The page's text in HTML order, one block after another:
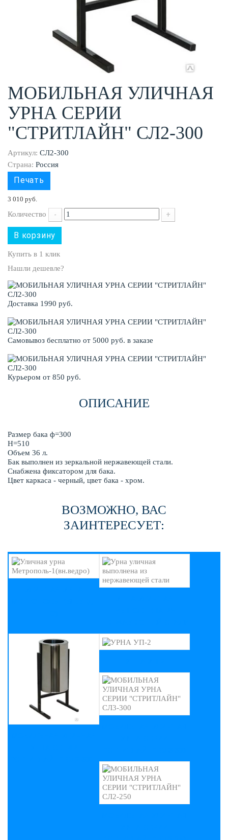
МОБИЛЬНАЯ УЛИЧНАЯ
УРНА СЕРИИ
"СТРИТЛАЙН" СЛ2-300
Артикул: СЛ2-300
Страна: Россия
Печать
3 010 руб.
Количество - +
В корзину
Купить в 1 клик
Нашли дешевле?
Доставка 1990 руб.
Самовывоз бесплатно от 5000 руб. в заказе
Курьером от 850 руб.
ОПИСАНИЕ
Размер бака ф=300
Н=510
Объем 36 л.
Бак выполнен из зеркальной нержавеющей стали.
Снабжена фиксатором для бака.
Цвет каркаса - черный, цвет бака - хром.
ВОЗМОЖНО, ВАС
ЗАИНТЕРЕСУЕТ: